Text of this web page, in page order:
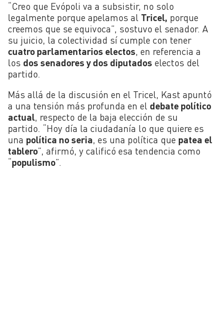
“Creo que Evópoli va a subsistir, no solo
legalmente porque apelamos al Tricel, porque
creemos que se equivoca”, sostuvo el senador. A
su juicio, la colectividad sí cumple con tener
cuatro parlamentarios electos, en referencia a
los dos senadores y dos diputados electos del
partido.
Más allá de la discusión en el Tricel, Kast apuntó
a una tensión más profunda en el debate político
actual, respecto de la baja elección de su
partido. “Hoy día la ciudadanía lo que quiere es
una política no seria, es una política que patea el
tablero”, afirmó, y calificó esa tendencia como
“populismo”.